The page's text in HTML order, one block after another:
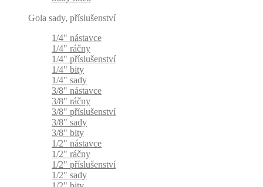
Gola sady, příslušenství
1/4" nástavce
1/4" ráčny
1/4" příslušenství
1/4" bity
1/4" sady
3/8" nástavce
3/8" ráčny
3/8" příslušenství
3/8" sady
3/8" bity
1/2" nástavce
1/2" ráčny
1/2" příslušenství
1/2" sady